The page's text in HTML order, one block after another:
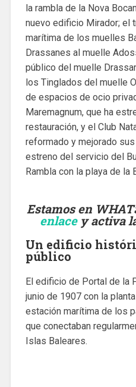
la rambla de la Nova
nuevo edificio Mirador; el
marítima de los muelles
Drassanes al muelle
público del muelle
los Tinglados del muelle
de espacios de ocio
Maremagnum, que ha
restauración, y el Club
reformado y mejorado
estreno del servicio del
Rambla con la playa de la
Estamos en
enlacey activa
Un edificio
público
El edificio de Portal de la
junio de 1907 con la
estación marítima de los
que conectaban
Islas Baleares.